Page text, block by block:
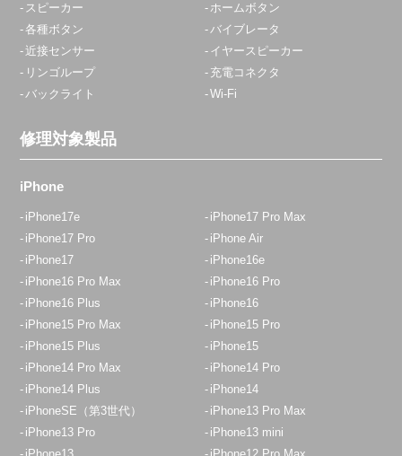
070-8327-0472
赤羽店
定休日：年中無休
03-6903-8773
田無店
12:30~19:00 日祝18：00迄
042-438-5100
八王子店
11：00～20：00
スピーカー
ホームボタン
各種ボタン
バイブレータ
近接センサー
イヤースピーカー
リンゴループ
充電コネクタ
バックライト
Wi-Fi
修理対象製品
iPhone
iPhone17e
iPhone17 Pro Max
iPhone17 Pro
iPhone Air
iPhone17
iPhone16e
iPhone16 Pro Max
iPhone16 Pro
iPhone16 Plus
iPhone16
iPhone15 Pro Max
iPhone15 Pro
iPhone15 Plus
iPhone15
iPhone14 Pro Max
iPhone14 Pro
iPhone14 Plus
iPhone14
iPhoneSE（第3世代）
iPhone13 Pro Max
iPhone13 Pro
iPhone13 mini